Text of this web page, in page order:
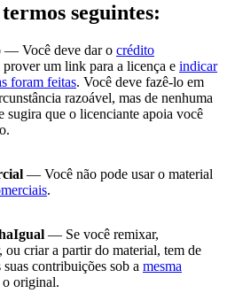
seguintes:
— Você deve dar o crédito
prover um link para a licença e indicar
foram feitas. Você deve fazê-lo em
razoável, mas de nenhuma
sugira que o licenciante apoia você
— Você não pode usar o material
.
— Se você remixar,
ou criar a partir do material, tem de
contribuições sob a mesma
o original.